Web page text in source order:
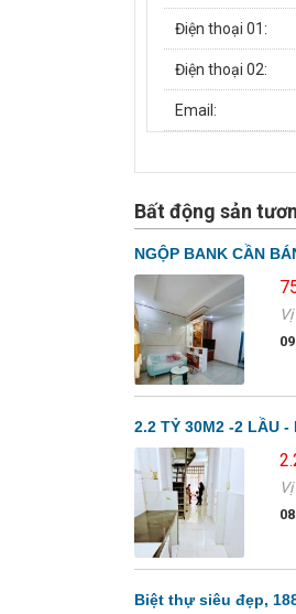
Điện thoại 01:
Điện thoại 02:
Email:
Bất động sản
NGỘP BANK CẦN
2.2 TỶ 30M2 -2 LẦU -
Biệt thự siêu đẹp,